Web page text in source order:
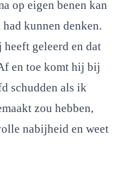
op eigen benen kan
kunnen denken.
geleerd en dat
en toe komt hij bij
schudden als ik
zou hebben,
nabijheid en weet